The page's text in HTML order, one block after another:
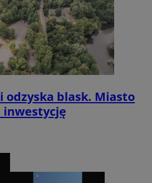
odzyska blask. Miasto
inwestycję